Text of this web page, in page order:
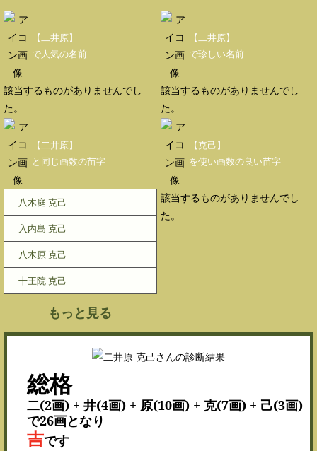
【二井原】
で人気の名前
該当するものがありませんでし
た。
【二井原】
で珍しい名前
該当するものがありませんでし
た。
【二井原】
と同じ画数の苗字
八木庭 克己
入内島 克己
八木原 克己
十王院 克己
もっと見る
【克己】
を使い画数の良い苗字
該当するものがありませんでし
た。
総格
二(2画) + 井(4画) + 原(10画) + 克(7画) + 己(3画)
で26画となり
吉です